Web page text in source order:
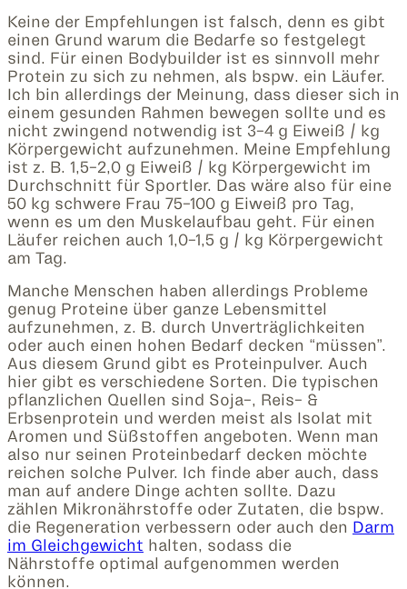
Keine der Empfehlungen ist falsch, denn es gibt
einen Grund warum die Bedarfe so festgelegt
sind. Für einen Bodybuilder ist es sinnvoll mehr
Protein zu sich zu nehmen, als bspw. ein Läufer.
Ich bin allerdings der Meinung, dass dieser sich in
einem gesunden Rahmen bewegen sollte und es
nicht zwingend notwendig ist 3-4 g Eiweiß / kg
Körpergewicht aufzunehmen. Meine Empfehlung
ist z. B. 1,5-2,0 g Eiweiß / kg Körpergewicht im
Durchschnitt für Sportler. Das wäre also für eine
50 kg schwere Frau 75-100 g Eiweiß pro Tag,
wenn es um den Muskelaufbau geht. Für einen
Läufer reichen auch 1,0-1,5 g / kg Körpergewicht
am Tag.
Manche Menschen haben allerdings Probleme
genug Proteine über ganze Lebensmittel
aufzunehmen, z. B. durch Unverträglichkeiten
oder auch einen hohen Bedarf decken “müssen”.
Aus diesem Grund gibt es Proteinpulver. Auch
hier gibt es verschiedene Sorten. Die typischen
pflanzlichen Quellen sind Soja-, Reis- &
Erbsenprotein und werden meist als Isolat mit
Aromen und Süßstoffen angeboten. Wenn man
also nur seinen Proteinbedarf decken möchte
reichen solche Pulver. Ich finde aber auch, dass
man auf andere Dinge achten sollte. Dazu
zählen Mikronährstoffe oder Zutaten, die bspw.
die Regeneration verbessern oder auch den Darm
im Gleichgewicht halten, sodass die
Nährstoffe optimal aufgenommen werden
können.